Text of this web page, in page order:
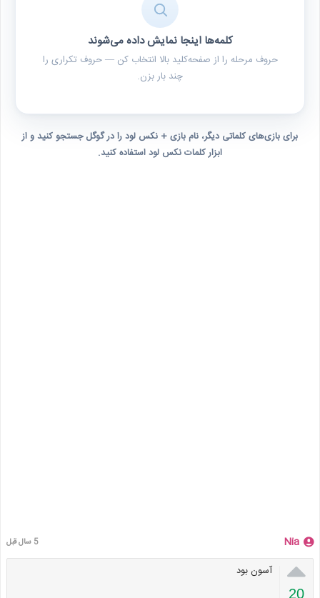
کلمه‌ها اینجا نمایش داده می‌شوند
حروف مرحله را از صفحه‌کلید بالا انتخاب کن — حروف تکراری را
چند بار بزن.
برای بازی‌های کلماتی دیگر، نام بازی + نکس لود را در گوگل جستجو کنید و از
ابزار کلمات نکس لود استفاده کنید.
Nia 5 سال قبل

20
آسون بود